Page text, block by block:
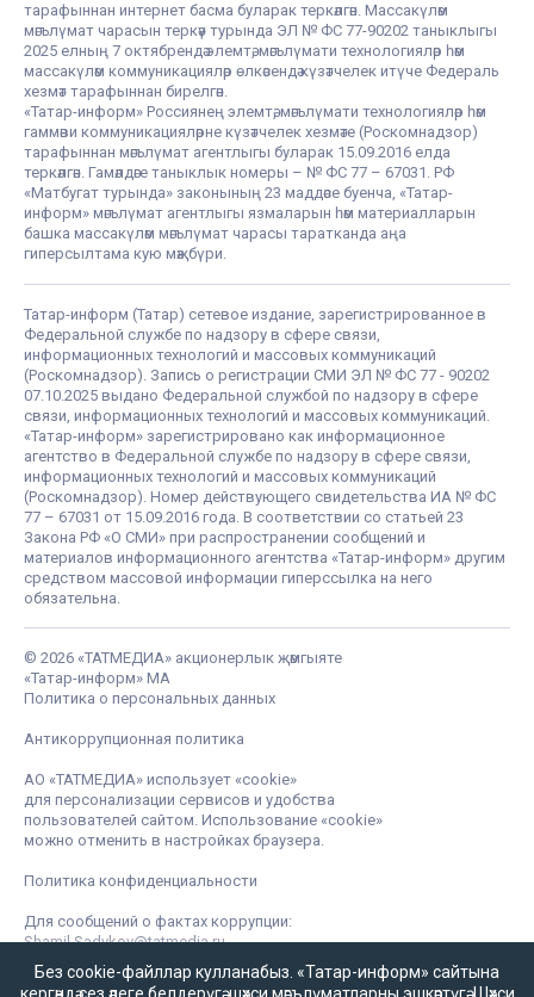
тарафыннан интернет басма буларак теркәлгән. Массакүләм
мәгълүмат чарасын теркәү турында ЭЛ № ФС 77-90202 таныклыгы
2025 елның 7 октябрендә элемтә, мәгълүмати технологияләр һәм
массакүләм коммуникацияләр өлкәсендә күзәтчелек итүче Федераль
хезмәт тарафыннан бирелгән.
«Татар-информ» Россиянең элемтә, мәгълүмати технологияләр һәм
гаммәви коммуникацияләрне күзәтчелек хезмәте (Роскомнадзор)
тарафыннан мәгълүмат агентлыгы буларак 15.09.2016 елда
теркәлгән. Гамәлдәге таныклык номеры – № ФС 77 – 67031. РФ
«Матбугат турында» законының 23 маддәсе буенча, «Татар-
информ» мәгълүмат агентлыгы язмаларын һәм материалларын
башка массакүләм мәгълүмат чарасы таратканда аңа
гиперсылтама кую мәҗбүри.
Татар-информ (Татар) сетевое издание, зарегистрированное в
Федеральной службе по надзору в сфере связи,
информационных технологий и массовых коммуникаций
(Роскомнадзор). Запись о регистрации СМИ ЭЛ № ФС 77 - 90202
07.10.2025 выдано Федеральной службой по надзору в сфере
связи, информационных технологий и массовых коммуникаций.
«Татар-информ» зарегистрировано как информационное
агентство в Федеральной службе по надзору в сфере связи,
информационных технологий и массовых коммуникаций
(Роскомнадзор). Номер действующего свидетельства ИА № ФС
77 – 67031 от 15.09.2016 года. В соответствии со статьей 23
Закона РФ «О СМИ» при распространении сообщений и
материалов информационного агентства «Татар-информ» другим
средством массовой информации гиперссылка на него
обязательна.
© 2026 «ТАТМЕДИА» акционерлык җәмгыяте
«Татар-информ» МА
Политика о персональных данных
Антикоррупционная политика
АО «ТАТМЕДИА» использует «cookie»
для персонализации сервисов и удобства
пользователей сайтом. Использование «cookie»
можно отменить в настройках браузера.
Политика конфиденциальности
Для сообщений о фактах коррупции:
Shamil.Sadykov@tatmedia.ru
Без cookie-файллар кулланабыз. «Татар-информ» сайтына